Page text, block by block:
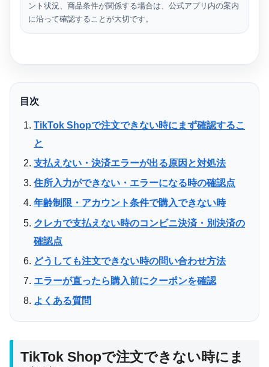
ント状況、商品条件が関係する場合は、公式アプリ内の案内
に沿って確認することが大切です。
目次
TikTok Shopで注文できない時にまず確認するこ
と
支払えない・決済エラーが出る原因と対処法
住所入力ができない・エラーになる時の確認点
年齢制限・アカウント条件で購入できない時
クレカで支払えない時のコンビニ決済・別決済の
確認点
どうしても注文できない時の問い合わせ方法
エラーが直ったら購入前にクーポンを確認
よくある質問
TikTok Shopで注文できない時にま